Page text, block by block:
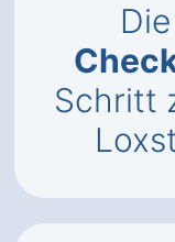
Die
Schritt